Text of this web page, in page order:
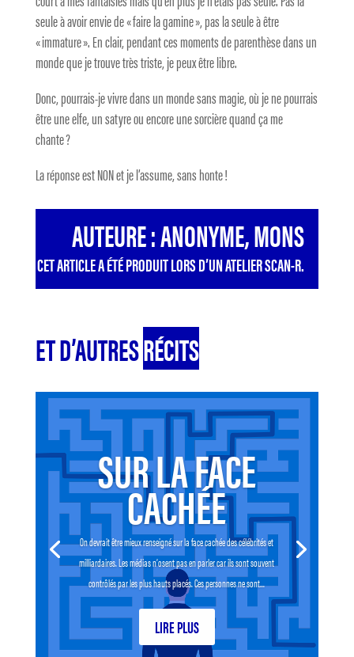
seule à avoir envie de « faire la gamine », pas la seule à être
« immature ». En clair, pendant ces moments de parenthèse dans un
monde que je trouve très triste, je peux être libre.
Donc, pourrais-je vivre dans un monde sans magie, où je ne pourrais
être une elfe, un satyre ou encore une sorcière quand ça me
chante ?
La réponse est NON et je l’assume, sans honte !
AUTEURE : ANONYME, MONS
CET ARTICLE A ÉTÉ PRODUIT LORS D’UN ATELIER SCAN-R.
ET D’AUTRESRÉCITS
SUR LA FACE
CACHÉE
On devrait être mieux renseigné sur la face cachée des célébrités et
milliardaires. Les médias n’osent pas en parler car ils sont souvent
contrôlés par les plus hauts placés. Ces personnes ne sont...
LIRE PLUS